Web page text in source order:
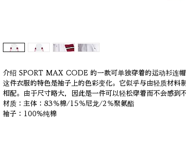
介绍 SPORT MAX CODE 的一款可单独穿着的运动衫连帽
这件衣服的特色是袖子上的色彩变化。它似乎与由轻质材料
相配。由于尺寸略大，因此是一件可以轻松穿着而不会感到
材质：主体：83％棉/15％尼龙/2％聚氨酯
袖子：100%纯棉